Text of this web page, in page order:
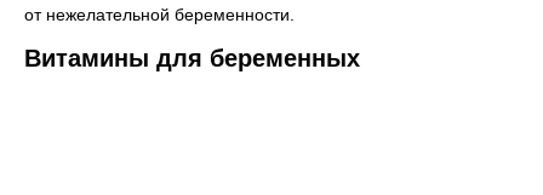
от нежелательной беременности.
Витамины для беременных